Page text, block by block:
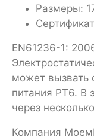
Размеры:
EN61236-1:
может вызвать
питания PT6. В
через
Компания